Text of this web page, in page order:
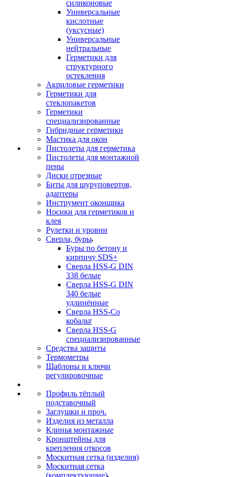
силиконовые
Универсальные
кислотные
(уксусные)
Универсальные
нейтральные
Герметики для
структурного
остекления
Акриловые герметики
Герметики для
стеклопакетов
Герметики
специализированные
Гибридные герметики
Мастика для окон
Пистолеты для герметика
Пистолеты для монтажной
пены
Диски отрезные
Биты для шуруповертов,
адаптеры
Инструмент оконщика
Носики для герметиков и
клея
Рулетки и уровни
Сверла, буры
Буры по бетону и
кирпичу SDS+
Сверла HSS-G DIN
338 белые
Сверла HSS-G DIN
340 белые
удлинённые
Сверла HSS-Co
кобальт
Сверла HSS-G
специализированные
Средства защиты
Термометры
Шаблоны и ключи
регулировочные
Профиль тёплый
подставочный
Заглушки и проч.
Изделия из металла
Клинья монтажные
Кронштейны для
крепления откосов
Москитная сетка (изделия)
Москитная сетка
(комплектующие)